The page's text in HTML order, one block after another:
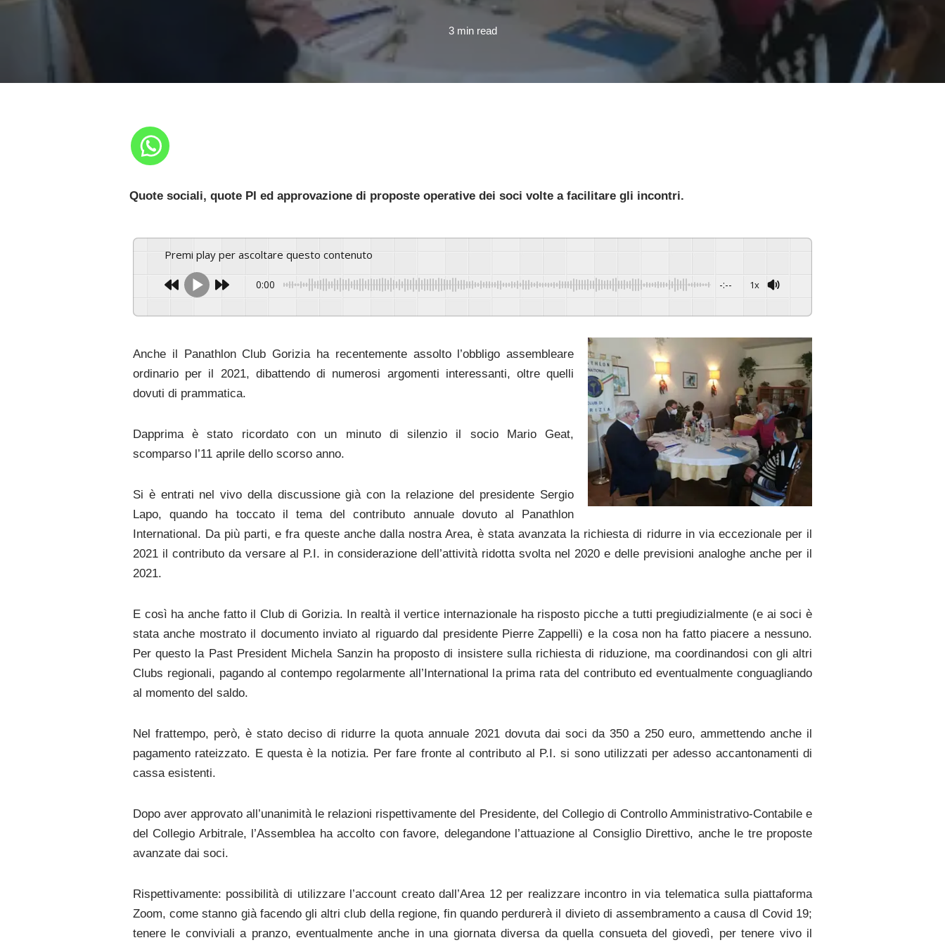
3 min read
Quote sociali, quote PI ed approvazione di proposte operative dei soci volte a facilitare gli incontri.
Premi play per ascoltare questo contenuto
0:00 -:-- 1x
Anche il Panathlon Club Gorizia ha recentemente assolto l’obbligo assembleare
ordinario per il 2021, dibattendo di numerosi argomenti interessanti, oltre quelli
dovuti di prammatica.
Dapprima è stato ricordato con un minuto di silenzio il socio Mario Geat,
scomparso l’11 aprile dello scorso anno.
Si è entrati nel vivo della discussione già con la relazione del presidente Sergio
Lapo, quando ha toccato il tema del contributo annuale dovuto al Panathlon
International. Da più parti, e fra queste anche dalla nostra Area, è stata avanzata la richiesta di ridurre in via eccezionale per il
2021 il contributo da versare al P.I. in considerazione dell’attività ridotta svolta nel 2020 e delle previsioni analoghe anche per il
2021.
E così ha anche fatto il Club di Gorizia. In realtà il vertice internazionale ha risposto picche a tutti pregiudizialmente (e ai soci è
stata anche mostrato il documento inviato al riguardo dal presidente Pierre Zappelli) e la cosa non ha fatto piacere a nessuno.
Per questo la Past President Michela Sanzin ha proposto di insistere sulla richiesta di riduzione, ma coordinandosi con gli altri
Clubs regionali, pagando al contempo regolarmente all’International la prima rata del contributo ed eventualmente conguagliando
al momento del saldo.
Nel frattempo, però, è stato deciso di ridurre la quota annuale 2021 dovuta dai soci da 350 a 250 euro, ammettendo anche il
pagamento rateizzato. E questa è la notizia. Per fare fronte al contributo al P.I. si sono utilizzati per adesso accantonamenti di
cassa esistenti.
Dopo aver approvato all’unanimità le relazioni rispettivamente del Presidente, del Collegio di Controllo Amministrativo-Contabile e
del Collegio Arbitrale, l’Assemblea ha accolto con favore, delegandone l’attuazione al Consiglio Direttivo, anche le tre proposte
avanzate dai soci.
Rispettivamente: possibilità di utilizzare l’account creato dall’Area 12 per realizzare incontro in via telematica sulla piattaforma
Zoom, come stanno già facendo gli altri club della regione, fin quando perdurerà il divieto di assembramento a causa dl Covid 19;
tenere le conviviali a pranzo, eventualmente anche in una giornata diversa da quella consueta del giovedì, per tenere vivo il